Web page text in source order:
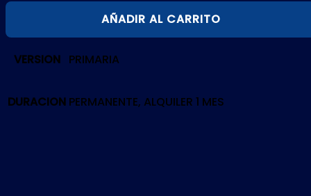
DETROIT
cantidad
AÑADIR AL CARRITO
VERSION PRIMARIA
DURACION PERMANENTE, ALQUILER 1 MES